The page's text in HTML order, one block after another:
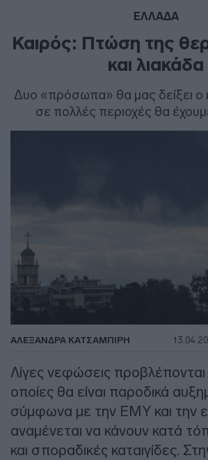
ΕΛΛΑΔΑ
Καιρός: Πτώση της
και λιακάδα
Δυο «πρόσωπα» θα μας δείξει ο
σε πολλές περιοχές θα
ΑΛΕΞΆΝΔΡΑ ΚΑΤΣΑΜΠΊΡΗ
Λίγες νεφώσεις προβλέπονται
οποίες θα είναι παροδικά
σύμφωνα με την ΕΜΥ και την
αναμένεται να κάνουν κατά
και σποραδικές καταιγίδες.